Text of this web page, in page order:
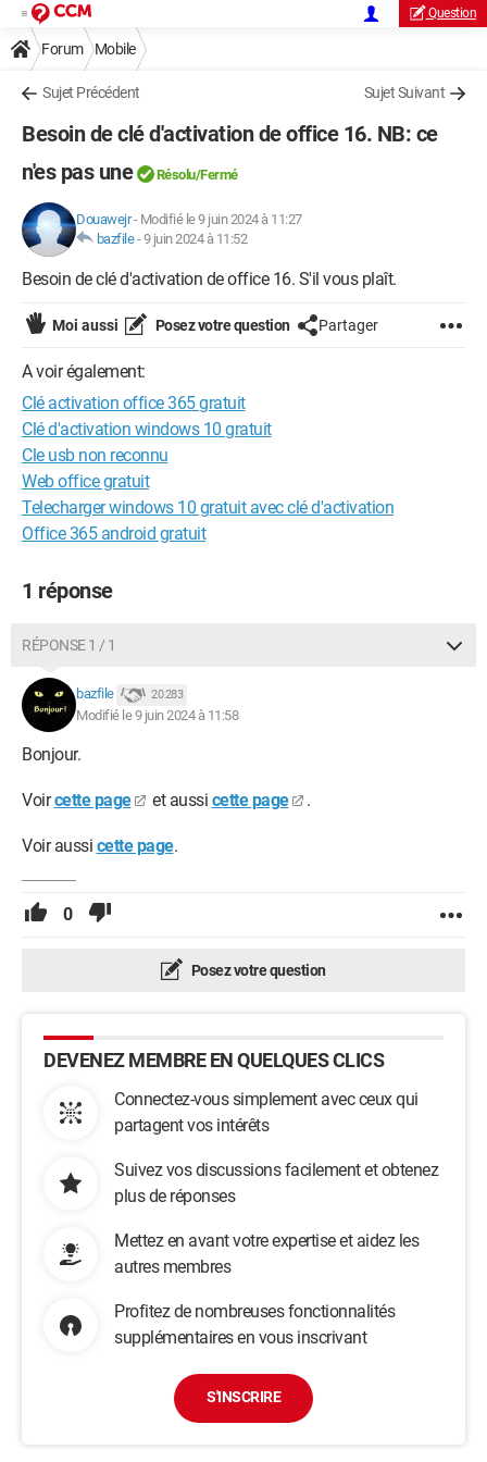
Question
Forum Mobile
Sujet Précédent Sujet Suivant
Besoin de clé d'activation de office 16. NB: ce
n'es pas une
Résolu/Fermé
Douawejr- Modifié le 9 juin 2024 à 11:27
bazfile-9 juin 2024 à 11:52
Besoin de clé d'activation de office 16. S'il vous plaît.
Moi aussi Posez votre question Partager
A voir également:
Clé activation office 365 gratuit
Clé d'activation windows 10 gratuit
Cle usb non reconnu
Web office gratuit
Telecharger windows 10 gratuit avec clé d'activation
Office 365 android gratuit
1 réponse
RÉPONSE 1 / 1
bazfile 20 283
Modifié le 9 juin 2024 à 11:58
Bonjour.
Voircette page et aussi cette page .
Voir aussi cette page.
0
Posez votre question
DEVENEZ MEMBRE EN QUELQUES CLICS
Connectez-vous simplement avec ceux qui
partagent vos intérêts
Suivez vos discussions facilement et obtenez
plus de réponses
Mettez en avant votre expertise et aidez les
autres membres
Profitez de nombreuses fonctionnalités
supplémentaires en vous inscrivant
S'INSCRIRE